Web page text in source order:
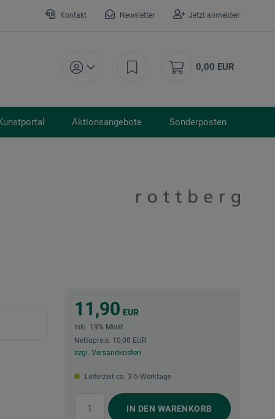
Kontakt Newsletter Jetzt anmelden
0,00 EUR
Aktionsangebote Sonderposten
11,90 EUR
inkl. 19% Mwst
Nettopreis: 10,00 EUR
zzgl. Versandkosten
Lieferzeit ca. 3-5 Werktage
IN DEN WARENKORB